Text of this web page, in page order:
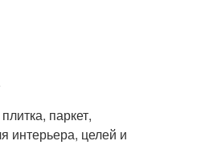
паркет,
интерьера, целей и